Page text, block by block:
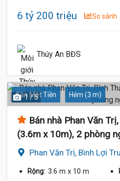
6 tỷ 200 triệu So sánh
Thúy An BĐS
Gần Mặt Tiền Hẻm (3 m)
1 / 5
Bán nhà Phan Văn
(3.6m x 10m), 2 phòng
Phan Văn Trị, Bình Lợi
Rộng: 3.6 m x 10 m